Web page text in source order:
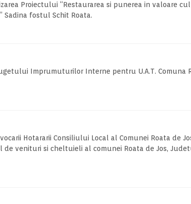
Proiectului “Restaurarea si punerea in valoare
Sadina fostul Schit Roata.
Imprumuturilor Interne pentru U.A.T. Comuna
Hotararii Consiliului Local al Comunei Roata de
venituri si cheltuieli al comunei Roata de Jos,